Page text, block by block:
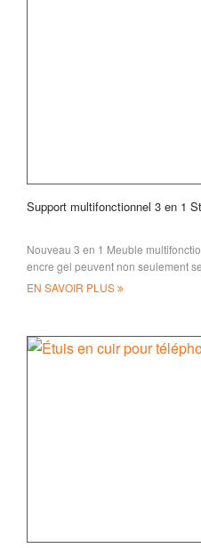
Support multifonctionnel 3 en 1
Nouveau 3 en 1 Meuble
encre gel peuvent non seulement
mais aussi de stylet stylet. Wi
EN SAVOIR PLUS